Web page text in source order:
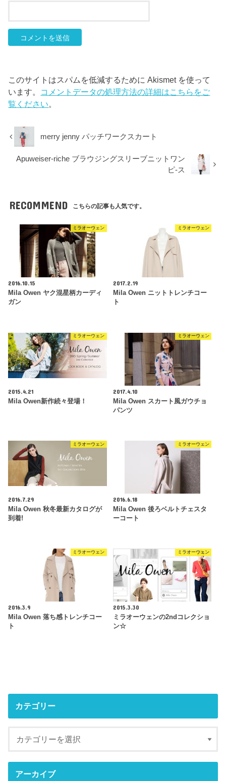
このサイトはスパムを低減するために Akismet を使って
います。 コメントデータの処理方法の詳細はこちらをご
覧ください。
merry jenny パッチワークスカート
Apuweiser-riche ブラウジングスリーブニットワン
ピ-ス
RECOMMEND こちらの記事も人気です。
ミラオーウェン
2016.10.15
Mila Owen ヤク混星柄カーディ
ガン
ミラオーウェン
2017.2.19
Mila Owen ニットトレンチコー
ト
ミラオーウェン
2015.4.21
Mila Owen新作続々登場！
ミラオーウェン
2017.4.10
Mila Owen スカート風ガウチョ
パンツ
ミラオーウェン
2016.7.29
Mila Owen 秋冬最新カタログが
到着!
ミラオーウェン
2016.6.18
Mila Owen 後ろベルトチェスタ
ーコート
ミラオーウェン
2016.3.9
Mila Owen 落ち感トレンチコー
ト
ミラオーウェン
2015.3.30
ミラオーウェンの2ndコレクショ
ン☆
カテゴリー
アーカイブ